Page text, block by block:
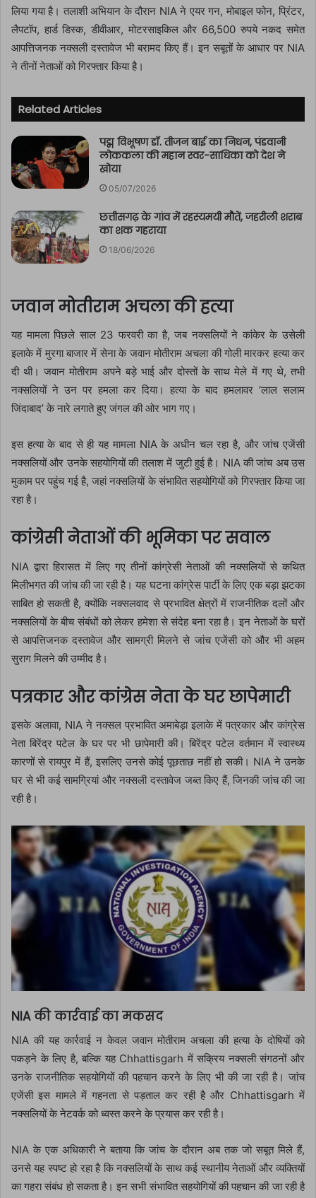
लिया गया है। तलाशी अभियान के दौरान NIA ने एयर गन, मोबाइल फोन, प्रिंटर,
लैपटॉप, हार्ड डिस्क, डीवीआर, मोटरसाइकिल और 66,500 रुपये नकद समेत
आपत्तिजनक नक्सली दस्तावेज भी बरामद किए हैं। इन सबूतों के आधार पर NIA
ने तीनों नेताओं को गिरफ्तार किया है।
Related Articles
पद्म विभूषण डॉ. तीजन बाई का निधन, पंडवानी
लोककला की महान स्वर-साधिका को देश ने
खोया
05/07/2026
छत्तीसगढ़ के गांव में रहस्यमयी मौतें, जहरीली शराब
का शक गहराया
18/06/2026
जवान मोतीराम अचला की हत्या
यह मामला पिछले साल 23 फरवरी का है, जब नक्सलियों ने कांकेर के उसेली
इलाके में मुरगा बाजार में सेना के जवान मोतीराम अचला की गोली मारकर हत्या कर
दी थी। जवान मोतीराम अपने बड़े भाई और दोस्तों के साथ मेले में गए थे, तभी
नक्सलियों ने उन पर हमला कर दिया। हत्या के बाद हमलावर ‘लाल सलाम
जिंदाबाद’ के नारे लगाते हुए जंगल की ओर भाग गए।
इस हत्या के बाद से ही यह मामला NIA के अधीन चल रहा है, और जांच एजेंसी
नक्सलियों और उनके सहयोगियों की तलाश में जुटी हुई है। NIA की जांच अब उस
मुकाम पर पहुंच गई है, जहां नक्सलियों के संभावित सहयोगियों को गिरफ्तार किया जा
रहा है।
कांग्रेसी नेताओं की भूमिका पर सवाल
NIA द्वारा हिरासत में लिए गए तीनों कांग्रेसी नेताओं की नक्सलियों से कथित
मिलीभगत की जांच की जा रही है। यह घटना कांग्रेस पार्टी के लिए एक बड़ा झटका
साबित हो सकती है, क्योंकि नक्सलवाद से प्रभावित क्षेत्रों में राजनीतिक दलों और
नक्सलियों के बीच संबंधों को लेकर हमेशा से संदेह बना रहा है। इन नेताओं के घरों
से आपत्तिजनक दस्तावेज और सामग्री मिलने से जांच एजेंसी को और भी अहम
सुराग मिलने की उम्मीद है।
पत्रकार और कांग्रेस नेता के घर छापेमारी
इसके अलावा, NIA ने नक्सल प्रभावित अमाबेड़ा इलाके में पत्रकार और कांग्रेस
नेता बिरेंद्र पटेल के घर पर भी छापेमारी की। बिरेंद्र पटेल वर्तमान में स्वास्थ्य
कारणों से रायपुर में हैं, इसलिए उनसे कोई पूछताछ नहीं हो सकी। NIA ने उनके
घर से भी कई सामग्रियां और नक्सली दस्तावेज जब्त किए हैं, जिनकी जांच की जा
रही है।
NIA की कार्रवाई का मकसद
NIA की यह कार्रवाई न केवल जवान मोतीराम अचला की हत्या के दोषियों को
पकड़ने के लिए है, बल्कि यह Chhattisgarh में सक्रिय नक्सली संगठनों और
उनके राजनीतिक सहयोगियों की पहचान करने के लिए भी की जा रही है। जांच
एजेंसी इस मामले में गहनता से पड़ताल कर रही है और Chhattisgarh में
नक्सलियों के नेटवर्क को ध्वस्त करने के प्रयास कर रही है।
NIA के एक अधिकारी ने बताया कि जांच के दौरान अब तक जो सबूत मिले हैं,
उनसे यह स्पष्ट हो रहा है कि नक्सलियों के साथ कई स्थानीय नेताओं और व्यक्तियों
का गहरा संबंध हो सकता है। इन सभी संभावित सहयोगियों की पहचान की जा रही है